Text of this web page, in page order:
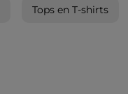
Tops en T-shirts